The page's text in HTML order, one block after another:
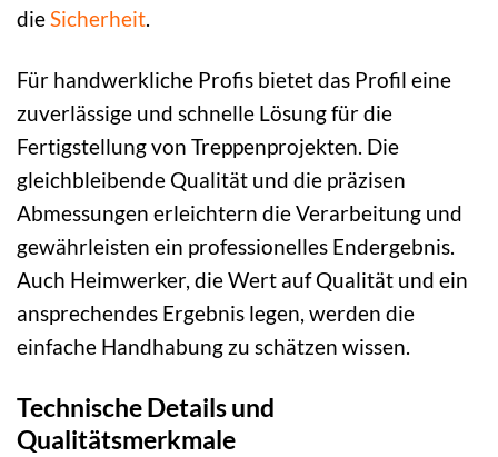
dieSicherheit.
Für handwerkliche Profis bietet das Profil eine
zuverlässige und schnelle Lösung für die
Fertigstellung von Treppenprojekten. Die
gleichbleibende Qualität und die präzisen
Abmessungen erleichtern die Verarbeitung und
gewährleisten ein professionelles Endergebnis.
Auch Heimwerker, die Wert auf Qualität und ein
ansprechendes Ergebnis legen, werden die
einfache Handhabung zu schätzen wissen.
Technische Details und
Qualitätsmerkmale